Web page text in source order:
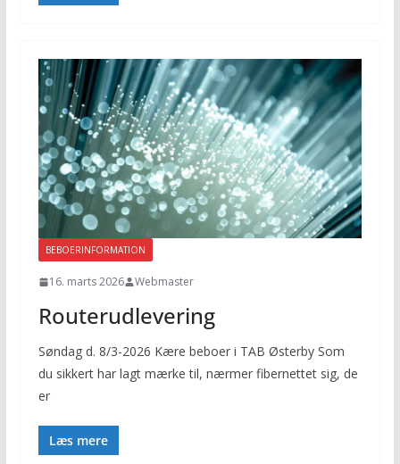
BEBOERINFORMATION
16. marts 2026 Webmaster
Routerudlevering
Søndag d. 8/3-2026 Kære beboer i TAB Østerby Som
du sikkert har lagt mærke til, nærmer fibernettet sig, de
er
Læs mere